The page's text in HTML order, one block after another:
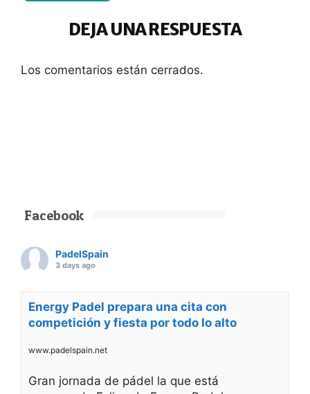
DEJA UNA RESPUESTA
Los comentarios están cerrados.
Facebook
PadelSpain
3 days ago
Energy Padel prepara una cita con
competición y fiesta por todo lo alto
www.padelspain.net
Gran jornada de pádel la que está